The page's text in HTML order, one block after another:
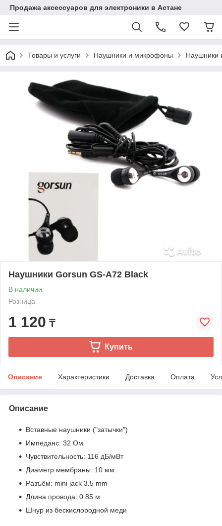
Продажа аксессуаров для электроники в Астане
Товары и услуги Наушники и микрофоны Наушники
Наушники Gorsun GS-A72 Black
В наличии
Розница
1 120 ₸
Купить
Описание Характеристики Доставка Оплата
Описание
Вставные наушники ("затычки")
Импеданс: 32 Ом
Чувствительность: 116 дБ/мВт
Диаметр мембраны: 10 мм
Разъём: mini jack 3.5 mm
Длина провода: 0.85 м
Шнур из бескислородной меди